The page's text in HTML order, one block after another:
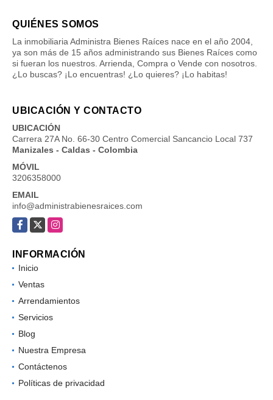
QUIÉNES SOMOS
La inmobiliaria Administra Bienes Raíces nace en el año 2004,
ya son más de 15 años administrando sus Bienes Raíces como
si fueran los nuestros. Arrienda, Compra o Vende con nosotros.
¿Lo buscas? ¡Lo encuentras! ¿Lo quieres? ¡Lo habitas!
UBICACIÓN Y CONTACTO
UBICACIÓN
Carrera 27A No. 66-30 Centro Comercial Sancancio Local 737
Manizales - Caldas - Colombia
MÓVIL
3206358000
EMAIL
info@administrabienesraices.com
Facebook
X Instagram
INFORMACIÓN
Inicio
Ventas
Arrendamientos
Servicios
Blog
Nuestra Empresa
Contáctenos
Políticas de privacidad